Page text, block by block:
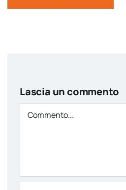
Lascia un commento
Comment